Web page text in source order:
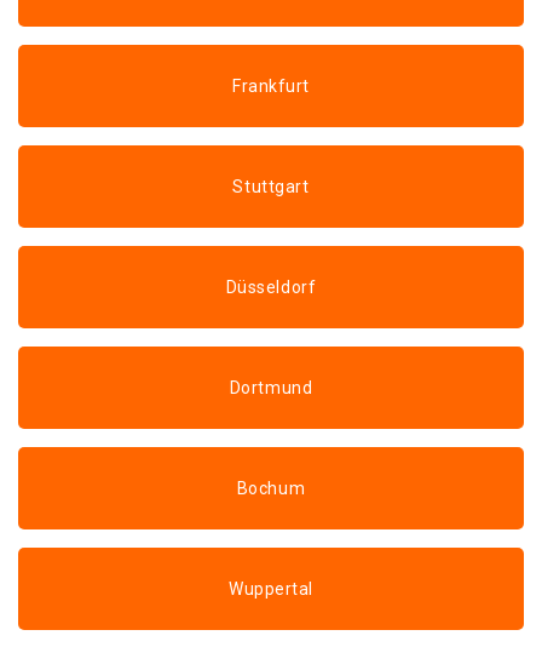
Frankfurt
Stuttgart
Düsseldorf
Dortmund
Bochum
Wuppertal